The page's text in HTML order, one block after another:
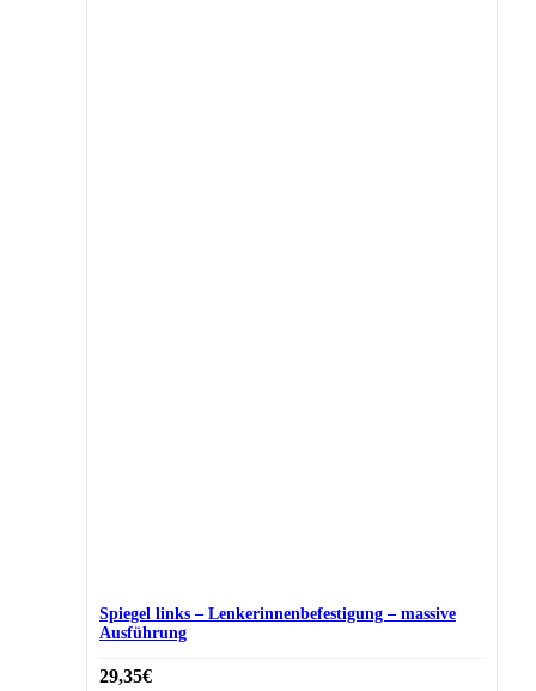
Spiegel links – Lenkerinnenbefestigung – massive
Ausführung
29,35€